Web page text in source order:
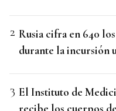
Rusia cifra en 640
durante la incursión
El Instituto de